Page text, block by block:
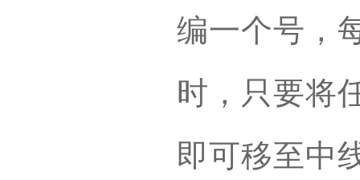
编一个号，
时，只要将
即可移至中